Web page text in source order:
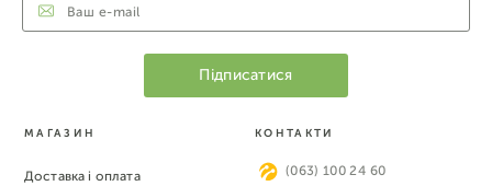
МАГАЗИН
Доставка і оплата
КОНТАКТИ
(063) 100 24 60